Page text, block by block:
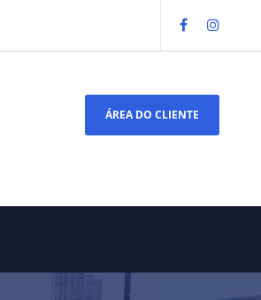
ÁREA DO CLIENTE